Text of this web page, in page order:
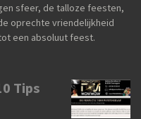
sfeer, de talloze feesten,
oprechte vriendelijkheid
een absoluut feest.
Tips